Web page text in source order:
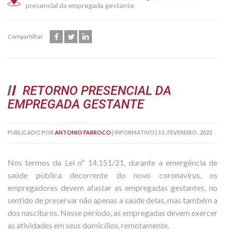
presencial da empregada gestante
Compartilhar
RETORNO PRESENCIAL DA
EMPREGADA GESTANTE
PUBLICADO POR ANTONIO FARROCO | INFORMATIVO | 15 . FEVEREIRO . 2022
Nos termos da Lei nº 14.151/21, durante a emergência de
saúde pública decorrente do novo coronavírus, os
empregadores devem afastar as empregadas gestantes, no
sentido de preservar não apenas a saúde delas, mas também a
dos nascituros. Nesse período, as empregadas devem exercer
as atividades em seus domicílios, remotamente.